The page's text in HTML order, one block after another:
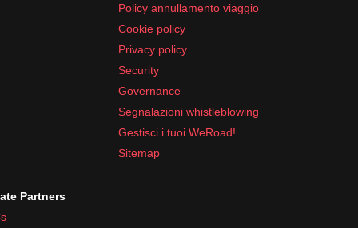
Policy annullamento viaggio
Cookie policy
Privacy policy
Security
Governance
Segnalazioni whistleblowing
Gestisci i tuoi WeRoad!
Sitemap
Partners